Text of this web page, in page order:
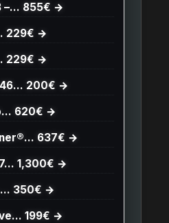
–… 855€ →
229€ →
229€ →
46… 200€ →
620€ →
637€ →
1,300€ →
… 350€ →
199€ →